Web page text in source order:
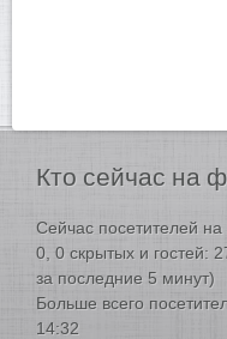
Кто сейчас на
Сейчас посетителей
0, 0 скрытых и гостей:
за последние 5 минут)
Больше всего
14:32